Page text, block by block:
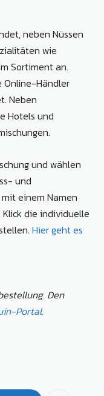
neben Nüssen
wie
Sortiment an.
Online-Händler
Neben
Hotels und
und wählen
und
einem Namen
die individuelle
Hier geht es
Den
Portal.